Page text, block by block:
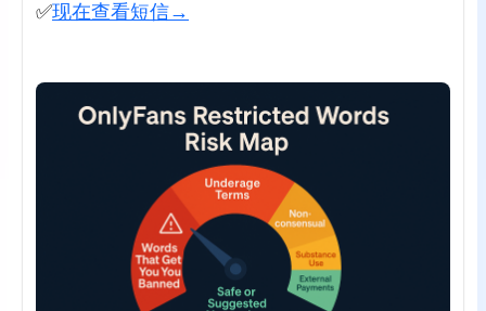
✅现在查看短信→